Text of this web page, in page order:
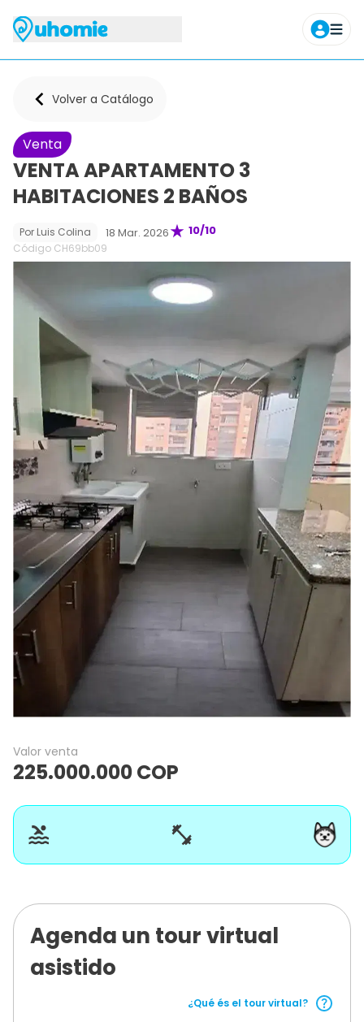
Agendar tour
Volver a Catálogo
Venta
VENTA APARTAMENTO 3
HABITACIONES 2 BAÑOS
10/10
Por Luis Colina 18 Mar. 2026
Código CH69bb09
Valor venta
225.000.000COP
Agenda un tour virtual
asistido
¿Qué és el tour virtual?